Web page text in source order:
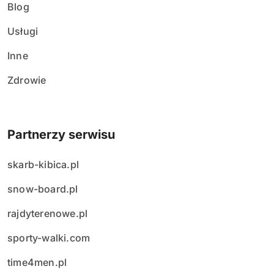
Blog
Usługi
Inne
Zdrowie
Partnerzy serwisu
skarb-kibica.pl
snow-board.pl
rajdyterenowe.pl
sporty-walki.com
time4men.pl